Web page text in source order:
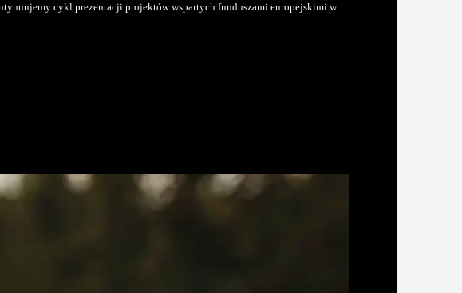
cykl prezentacji projektów wspartych funduszami europejskimi w